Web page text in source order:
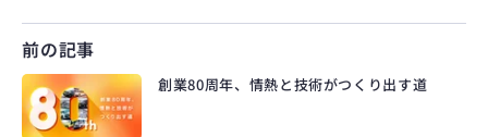
前の記事
創業80周年、情熱と技術がつくり出す道